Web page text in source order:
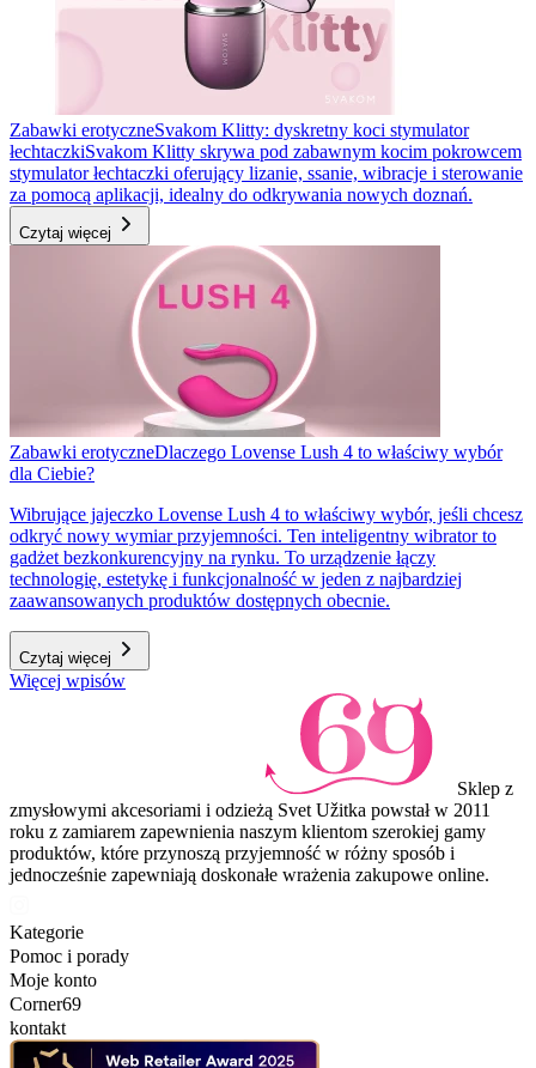
Zabawki erotyczneSvakom Klitty: dyskretny koci stymulator
łechtaczkiSvakom Klitty skrywa pod zabawnym kocim pokrowcem
stymulator łechtaczki oferujący lizanie, ssanie, wibracje i sterowanie
za pomocą aplikacji, idealny do odkrywania nowych doznań.
Czytaj więcej
Zabawki erotyczneDlaczego Lovense Lush 4 to właściwy wybór
dla Ciebie?
Wibrujące jajeczko Lovense Lush 4 to właściwy wybór, jeśli chcesz
odkryć nowy wymiar przyjemności. Ten inteligentny wibrator to
gadżet bezkonkurencyjny na rynku. To urządzenie łączy
technologię, estetykę i funkcjonalność w jeden z najbardziej
zaawansowanych produktów dostępnych obecnie.
Czytaj więcej
Więcej wpisów
Sklep z
zmysłowymi akcesoriami i odzieżą Svet Užitka powstał w 2011
roku z zamiarem zapewnienia naszym klientom szerokiej gamy
produktów, które przynoszą przyjemność w różny sposób i
jednocześnie zapewniają doskonałe wrażenia zakupowe online.
Kategorie
Pomoc i porady
Moje konto
Corner69
kontakt